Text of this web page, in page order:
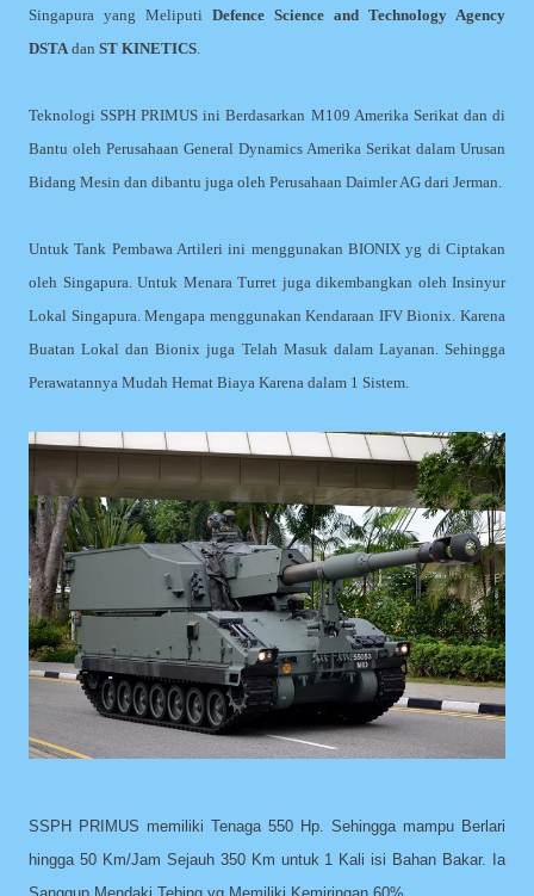
Singapura yang Meliputi Defence Science and Technology Agency
DSTA dan ST KINETICS
Teknologi SSPH PRIMUS ini Berdasarkan M109 Amerika Serikat dan di
Bantu oleh Perusahaan General Dynamics Amerika Serikat dalam Urusan
Bidang Mesin dan dibantu juga oleh Perusahaan Daimler AG dari Jerman.
Untuk Tank Pembawa Artileri ini menggunakan BIONIX yg di Ciptakan
oleh Singapura. Untuk Menara Turret juga dikembangkan oleh Insinyur
Lokal Singapura. Mengapa menggunakan Kendaraan IFV Bionix. Karena
Buatan Lokal dan Bionix juga Telah Masuk dalam Layanan. Sehingga
Perawatannya Mudah Hemat Biaya Karena dalam 1 Sistem.
SSPH PRIMUS memiliki Tenaga 550 Hp. Sehingga mampu Berlari
hingga 50 Km/Jam Sejauh 350 Km untuk 1 Kali isi Bahan Bakar. Ia